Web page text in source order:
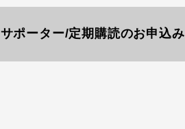
サポーター/定期購読のお申込み